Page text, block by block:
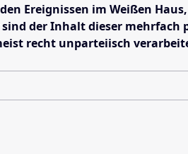
Ereignissen im Weißen
der Inhalt dieser mehrfach
recht unparteiisch